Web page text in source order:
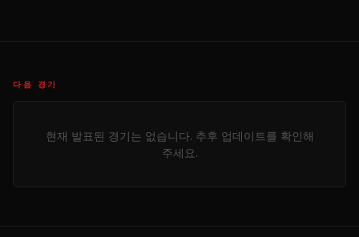
다음 경기
현재 발표된 경기는 없습니다. 추후 업데이트를 확인해
주세요.